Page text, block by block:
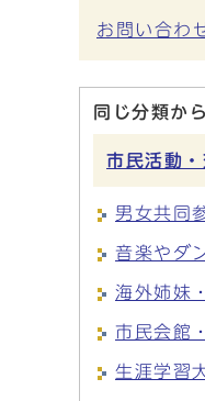
お問い合わ
同じ分類か
市民活動
男女共同
音楽やダ
海外姉妹
市民会館
生涯学習